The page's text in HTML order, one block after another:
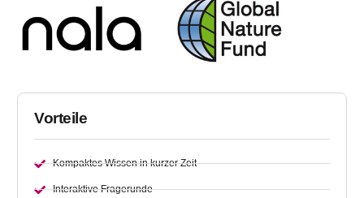
Vorteile
Kompaktes Wissen in kurzer Zeit
Interaktive Fragerunde